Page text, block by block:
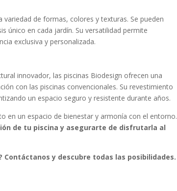
de formas, colores y texturas. Se pueden
único en cada jardín. Su versatilidad permite
exclusiva y personalizada.
innovador, las piscinas Biodesign ofrecen una
con las piscinas convencionales. Su revestimiento
un espacio seguro y resistente durante años.
en un espacio de bienestar y armonía con el entorno.
de tu piscina y asegurarte de disfrutarla al
y descubre todas las posibilidades.